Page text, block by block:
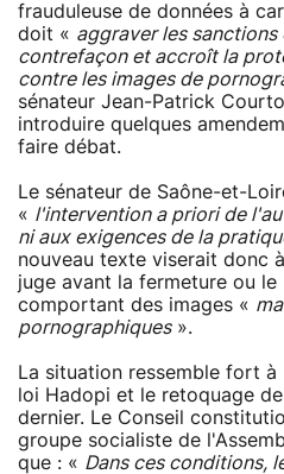
frauduleuse de données à
doit « aggraver les
contrefaçon et accroît la
contre les images de
sénateur Jean-Patrick
introduire quelques
faire débat.
Le sénateur de Saône-et-
« l'intervention a priori de
ni aux exigences de la
nouveau texte viserait donc
juge avant la fermeture ou
comportant des images «
pornographiques».
La situation ressemble fort
loi Hadopi et le retoquage
dernier. Le Conseil
groupe socialiste de
que : « Dans ces conditions,